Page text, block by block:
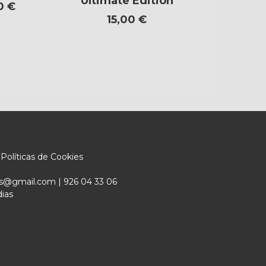
€
15,00 €
Políticas de Cookies
| 926 04 33 06